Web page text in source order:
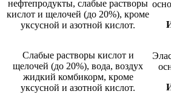
нефтепродукты, слабые растворы
кислот и щелочей (до 20%), кроме
уксусной и азотной кислот.
Слабые растворы кислот и
щелочей (до 20%), вода, воздух
жидкий комбикорм, кроме
уксусной и азотной кислот.